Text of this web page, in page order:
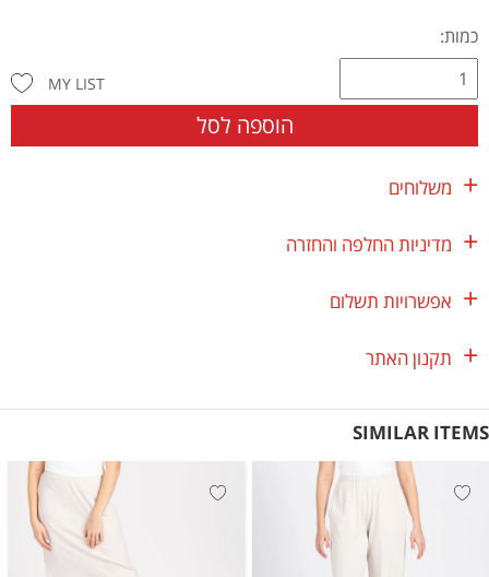
כמות:
הוספה לסל
MY LIST
משלוחים
מדיניות החלפה והחזרה
אפשרויות תשלום
תקנון האתר
SIMILAR ITEMS